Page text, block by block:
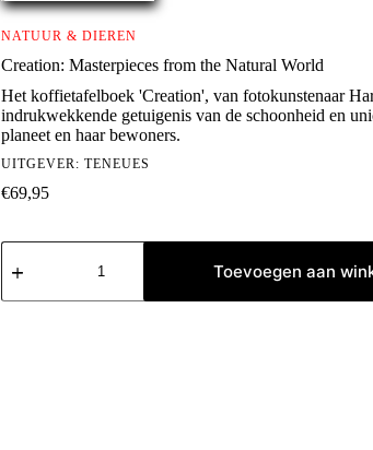
NATUUR & DIEREN
Creation: Masterpieces from the Natural World
Het koffietafelboek 'Creation', van fotokunstenaar
indrukwekkende getuigenis van de schoonheid en
planeet en haar bewoners.
UITGEVER: TENEUES
€69,95
Creation:
Masterpieces
the
Toevoegen aan